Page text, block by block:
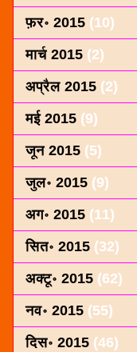
फ़र॰ 2015 (10)
मार्च 2015 (2)
अप्रैल 2015 (2)
मई 2015 (9)
जून 2015 (5)
जुल॰ 2015 (9)
अग॰ 2015 (11)
सित॰ 2015 (32)
अक्टू॰ 2015 (62)
नव॰ 2015 (55)
दिस॰ 2015 (46)